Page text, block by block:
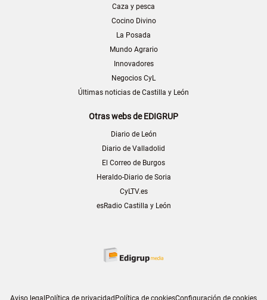
Caza y pesca
Cocino Divino
La Posada
Mundo Agrario
Innovadores
Negocios CyL
Últimas noticias de Castilla y León
Otras webs de EDIGRUP
Diario de León
Diario de Valladolid
El Correo de Burgos
Heraldo-Diario de Soria
CyLTV.es
esRadio Castilla y León
Aviso legalPolítica de privacidadPolítica de cookiesConfiguración de cookies